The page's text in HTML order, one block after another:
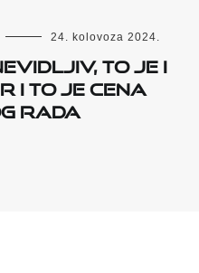
24. kolovoza 2024.
to je i
i to je cena
rada